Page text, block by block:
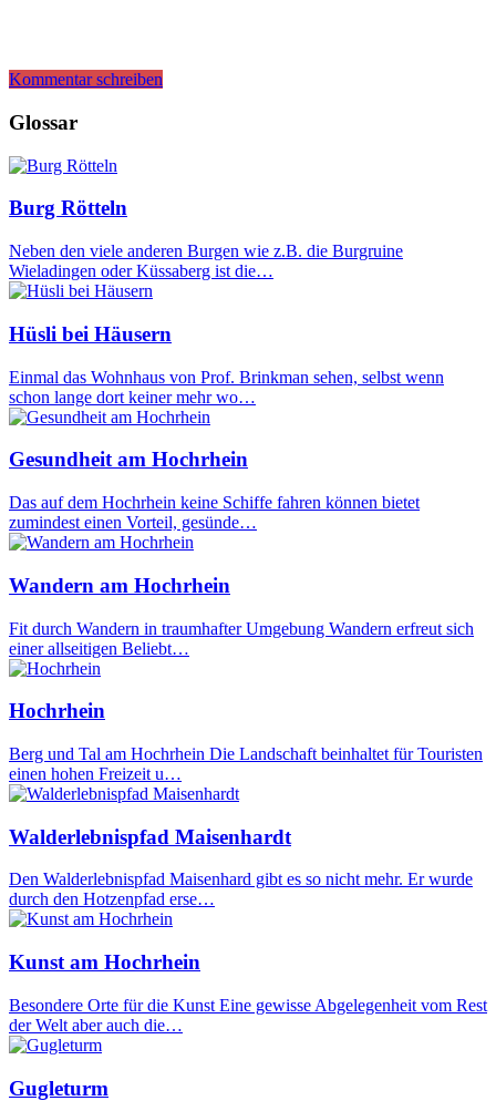
Kommentar schreiben
Glossar
Burg Rötteln
Neben den viele anderen Burgen wie z.B. die Burgruine
Wieladingen oder Küssaberg ist die…
Hüsli bei Häusern
Einmal das Wohnhaus von Prof. Brinkman sehen, selbst wenn
schon lange dort keiner mehr wo…
Gesundheit am Hochrhein
Das auf dem Hochrhein keine Schiffe fahren können bietet
zumindest einen Vorteil, gesünde…
Wandern am Hochrhein
Fit durch Wandern in traumhafter Umgebung Wandern erfreut sich
einer allseitigen Beliebt…
Hochrhein
Berg und Tal am Hochrhein Die Landschaft beinhaltet für Touristen
einen hohen Freizeit u…
Walderlebnispfad Maisenhardt
Den Walderlebnispfad Maisenhard gibt es so nicht mehr. Er wurde
durch den Hotzenpfad erse…
Kunst am Hochrhein
Besondere Orte für die Kunst Eine gewisse Abgelegenheit vom Rest
der Welt aber auch die…
Gugleturm